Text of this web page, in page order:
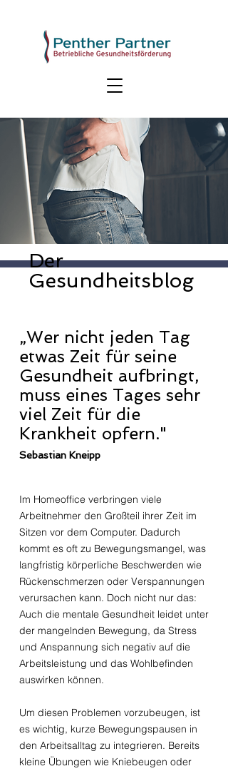
Der
Gesundheitsblog
Im Homeoffice verbringen viele
Arbeitnehmer den Großteil ihrer Zeit im
Sitzen vor dem Computer. Dadurch
kommt es oft zu Bewegungsmangel, was
langfristig körperliche Beschwerden wie
Rückenschmerzen oder Verspannungen
verursachen kann. Doch nicht nur das:
Auch die mentale Gesundheit leidet unter
der mangelnden Bewegung, da Stress
und Anspannung sich negativ auf die
Arbeitsleistung und das Wohlbefinden
auswirken können.
Um diesen Problemen vorzubeugen, ist
es wichtig, kurze Bewegungspausen in
den Arbeitsalltag zu integrieren. Bereits
kleine Übungen wie Kniebeugen oder
„Wer nicht jeden Tag
etwas Zeit für seine
Gesundheit aufbringt,
muss eines Tages sehr
viel Zeit für die
Krankheit opfern."
Sebastian Kneipp